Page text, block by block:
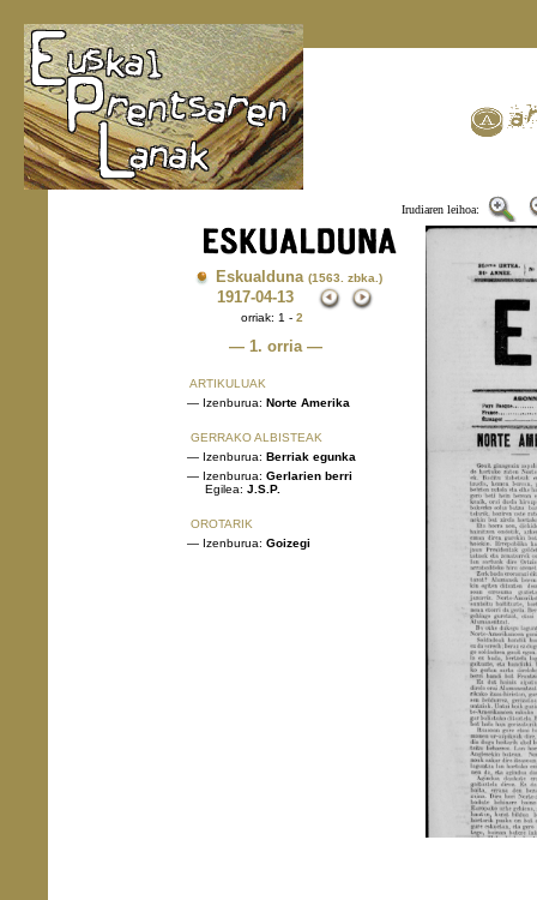
Irudiaren leihoa:
Eskualduna (1563. zbka.)
1917-04-13
orriak: 1 - 2
— 1. orria —
ARTIKULUAK
— Izenburua: Norte Amerika
GERRAKO ALBISTEAK
— Izenburua: Berriak egunka
— Izenburua: Gerlarien berri
Egilea: J.S.P.
OROTARIK
— Izenburua: Goizegi